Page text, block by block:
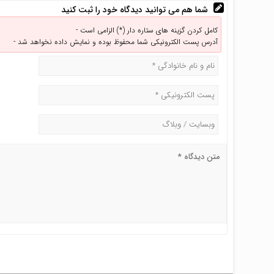
شما هم می توانید دیدگاه خود را ثبت کنید
کامل کردن گزینه های ستاره دار (*) الزامی است -
آدرس پست الکترونیکی شما محفوظ بوده و نمایش داده نخواهد شد -